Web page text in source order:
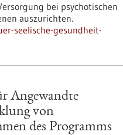
bei psychotischen
auszurichten.
seelische-gesundheit-
Angewandte
von
des Programms